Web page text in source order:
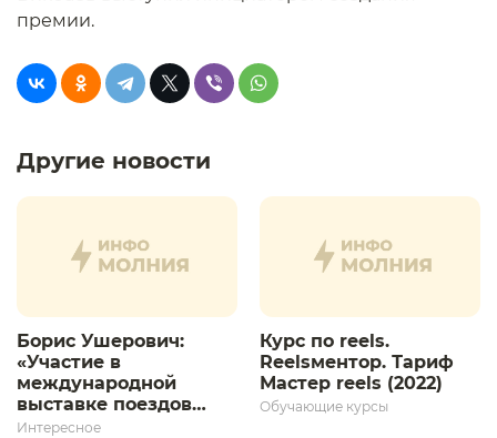
премии.
Другие новости
Борис Ушерович:
«Участие в
международной
выставке поездов
дает толчок для
Интересное
Курс по reels.
Reelsментор. Тариф
Мастер reels (2022)
Обучающие курсы